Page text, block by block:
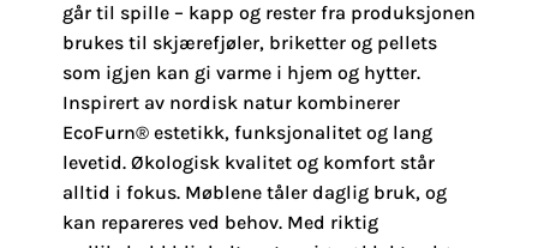
går til spille – kapp og rester fra produksjonen
brukes til skjærefjøler, briketter og pellets
som igjen kan gi varme i hjem og hytter.
Inspirert av nordisk natur kombinerer
EcoFurn® estetikk, funksjonalitet og lang
levetid. Økologisk kvalitet og komfort står
alltid i fokus. Møblene tåler daglig bruk, og
kan repareres ved behov. Med riktig